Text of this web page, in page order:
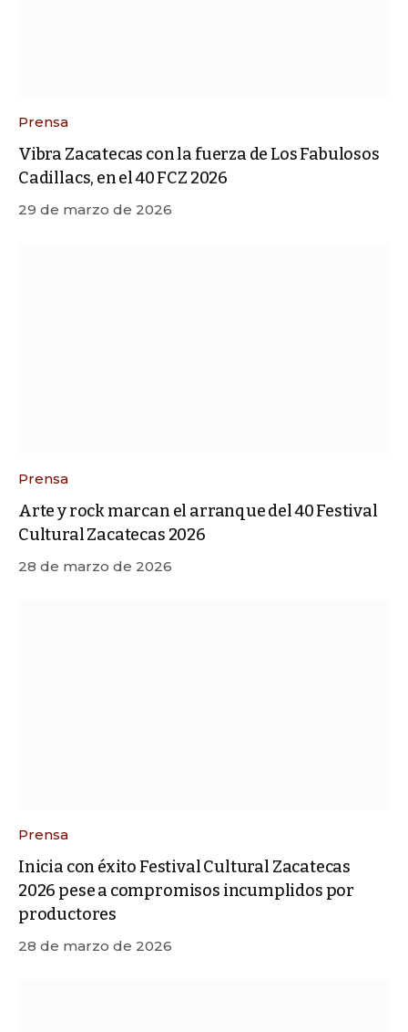
Prensa
Vibra Zacatecas con la fuerza de Los Fabulosos
Cadillacs, en el 40 FCZ 2026
29 de marzo de 2026
Prensa
Arte y rock marcan el arranque del 40 Festival
Cultural Zacatecas 2026
28 de marzo de 2026
Prensa
Inicia con éxito Festival Cultural Zacatecas
2026 pese a compromisos incumplidos por
productores
28 de marzo de 2026